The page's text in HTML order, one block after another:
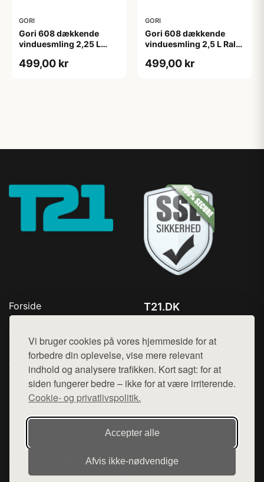
Vi bruger cookies på vores hjemmeside for at
forbedre din oplevelse, vise mere relevant
indhold og analysere trafikken. Kort sagt: for at
siden fungerer bedre – ikke for at være irriterende.
Cookie- og privatlivspolitik.
Accepter alle
Afvis ikke‑nødvendige
GORI
Gori 608 dækkende
vinduesmling 2,25 L
499,00 kr
GORI
Gori 608 dækkende
vinduesmling 2,5 L Ral
499,00 kr
Forside
Produkter
Top Rabatter
Jotun maling
Kontakt
T21.DK
Mail:hej@want.dk
Cookie- og privatlivspolitik
Denne side er en del af want.dk, der udgiver en række
hjemmesider med præsentation af forskellige produkter fra
diverse webshops. Der sælges ikke varer fra denne side - vi